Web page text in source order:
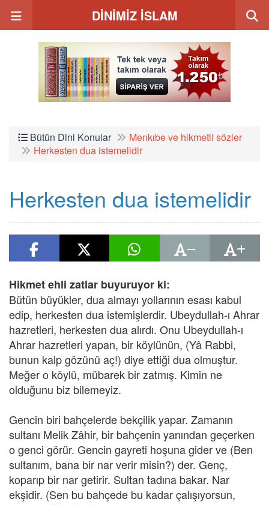
DİNİMİZ İSLAM
Bütün Dini Konular
Menkıbe ve hikmetli sözler
Herkesten dua istemelidir
Herkesten dua istemelidir
Hikmet ehli zatlar buyuruyor ki:
Bütün büyükler, dua almayı yollarının esası kabul
edip, herkesten dua istemişlerdir. Ubeydullah-ı Ahrar
hazretleri, herkesten dua alırdı. Onu Ubeydullah-ı
Ahrar hazretleri yapan, bir köylünün, (Yâ Rabbi,
bunun kalp gözünü aç!) diye ettiği dua olmuştur.
Meğer o köylü, mübarek bir zatmış. Kimin ne
olduğunu biz bilemeyiz.
Gencin biri bahçelerde bekçilik yapar. Zamanın
sultanı Melik Zâhir, bir bahçenin yanından geçerken
o genci görür. Gencin gayreti hoşuna gider ve (Ben
sultanım, bana bir nar verir misin?) der. Genç,
koparıp bir nar getirir. Sultan tadına bakar. Nar
ekşidir. (Sen bu bahçede bu kadar çalışıyorsun,